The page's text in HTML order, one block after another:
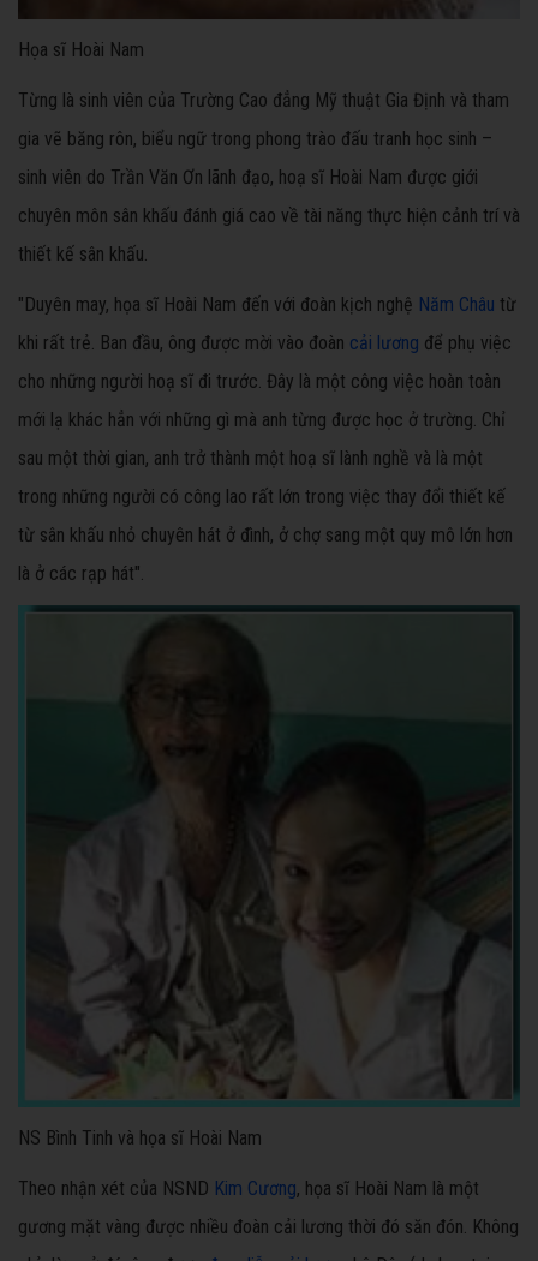
Họa sĩ Hoài Nam
Từng là sinh viên của Trường Cao đẳng Mỹ thuật Gia Định và tham
gia vẽ băng rôn, biểu ngữ trong phong trào đấu tranh học sinh –
sinh viên do Trần Văn Ơn lãnh đạo, hoạ sĩ Hoài Nam được giới
chuyên môn sân khấu đánh giá cao về tài năng thực hiện cảnh trí và
thiết kế sân khấu.
"Duyên may, họa sĩ Hoài Nam đến với đoàn kịch nghệ Năm Châu từ
khi rất trẻ. Ban đầu, ông được mời vào đoàn cải lương để phụ việc
cho những người hoạ sĩ đi trước. Đây là một công việc hoàn toàn
mới lạ khác hẳn với những gì mà anh từng được học ở trường. Chỉ
sau một thời gian, anh trở thành một hoạ sĩ lành nghề và là một
trong những người có công lao rất lớn trong việc thay đổi thiết kế
từ sân khấu nhỏ chuyên hát ở đình, ở chợ sang một quy mô lớn hơn
là ở các rạp hát".
NS Bình Tinh và họa sĩ Hoài Nam
Theo nhận xét của NSND Kim Cương, họa sĩ Hoài Nam là một
gương mặt vàng được nhiều đoàn cải lương thời đó săn đón. Không